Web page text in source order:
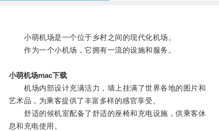
小萌机场是一个位于乡村之间的现代化机场。
作为一个小机场，它拥有一流的设施和服务。
小萌机场mac下载
机场内部设计充满活力，墙上挂满了世界各地的图片和
艺术品，为乘客提供了丰富多样的感官享受。
舒适的候机室配备了舒适的座椅和充电设施，供乘客休
息和充电使用。